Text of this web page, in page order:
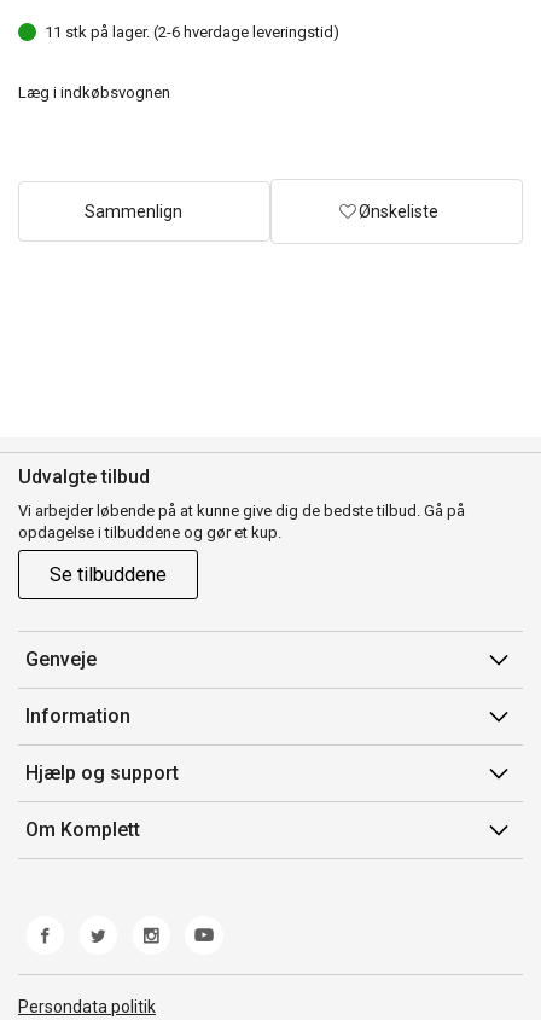
11 stk på lager. (2-6 hverdage leveringstid)
Læg i indkøbsvognen
Sammenlign Ønskeliste
Udvalgte tilbud
Vi arbejder løbende på at kunne give dig de bedste tilbud. Gå på
opdagelse i tilbuddene og gør et kup.
Se tilbuddene
Genveje
Min side
Ordrehistorik
Gavekort
Information
Salgsbetingelser
Mærker/producent
Fortrydelsesret
Hjælp og support
Kontakt os
Kundeservice
Fejl/Mangler
Fragt og levering
Om Komplett
Persondata politik